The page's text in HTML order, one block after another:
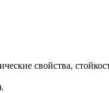
свойства,